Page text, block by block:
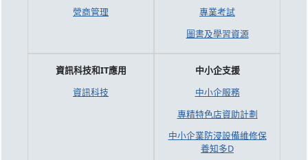
營商管理
專業考試
圖書及學習資源
資訊科技和IT應用
資訊科技
中小企支援
中小企服務
專精特色店資助計劃
中小企業防浸設備維修保
養知多D